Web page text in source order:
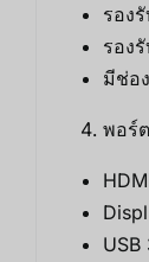
รอง
รอง
มีช่อ
พอร์